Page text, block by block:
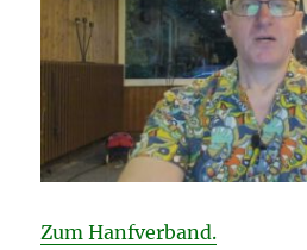
Zum Hanfverband.